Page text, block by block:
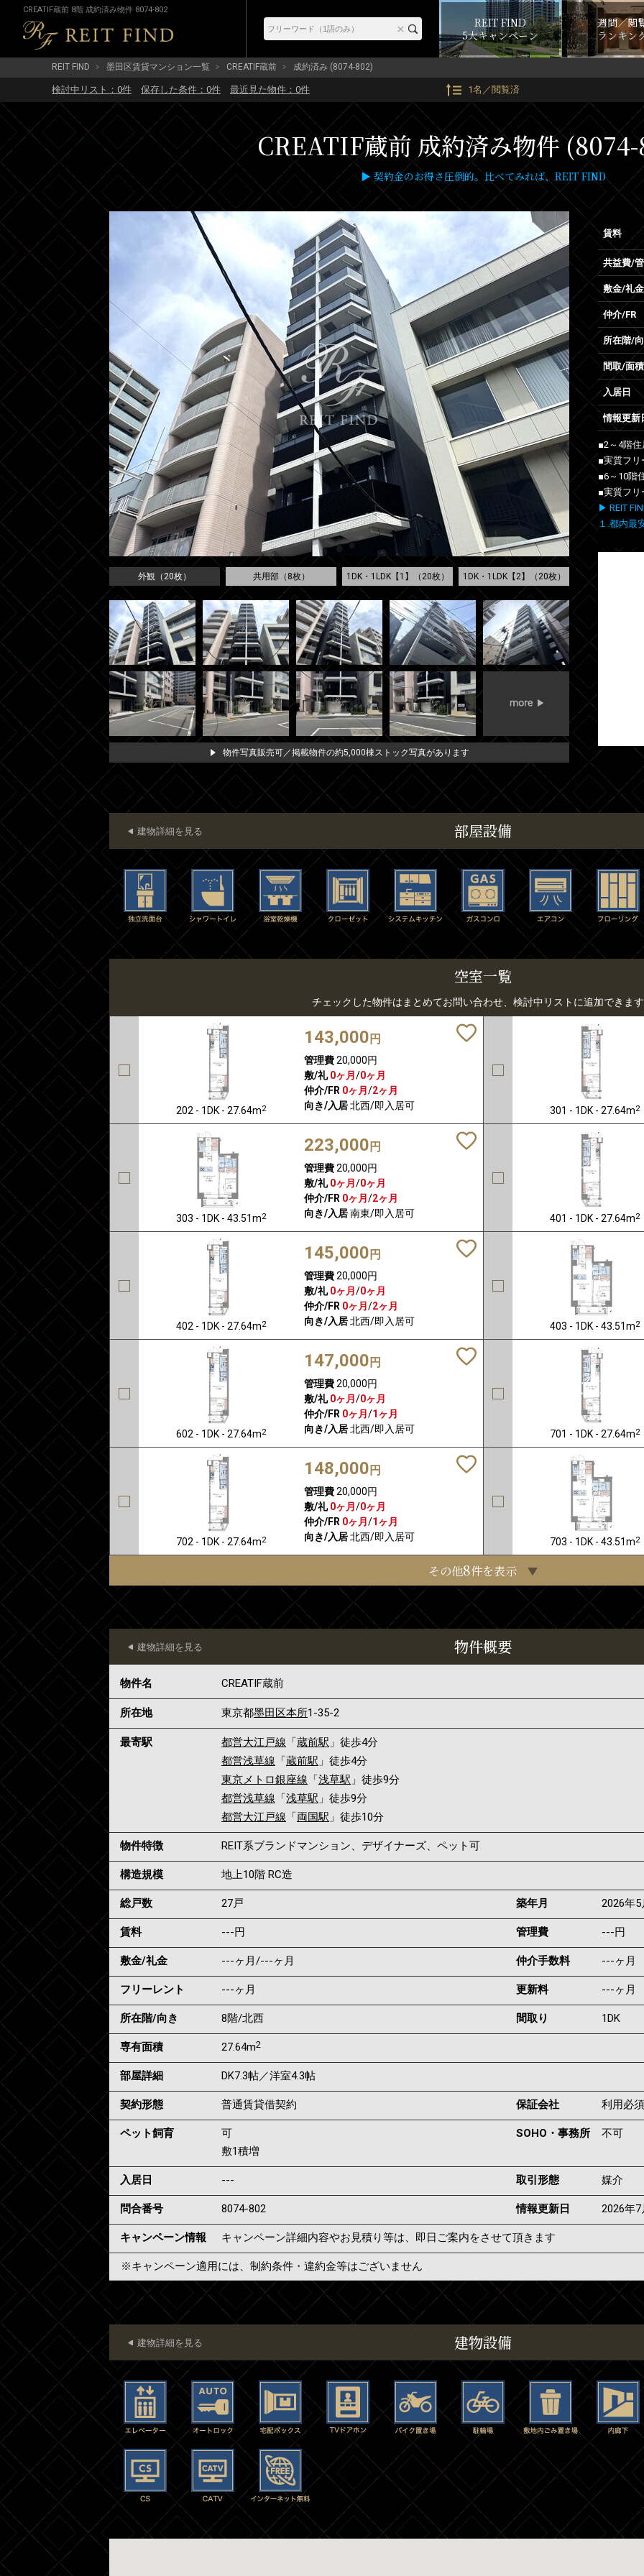
CREATIF蔵前 8階 成約済み物件 8074-802
REIT FIND
5大キャンペーン
週間／閲
ランキン
REIT FIND 墨田区賃貸マンション一覧 CREATIF蔵前 成約済み (8074-802)
検討中リスト： 0件 保存した条件： 0件 最近見た物件： 0件 1名／閲覧済
CREATIF蔵前 成約済み物件
▶ 契約金のお得さ圧倒的。比べてみれば、REIT FIND
外観（20枚） 共用部（8枚） 1DK・1LDK【1】（20枚） 1DK・1LDK【2】（20枚）
物件写真販売可／掲載物件の約5,000棟ストック写真があります
賃料
共益費/
敷金/礼金
仲介/FR
所在階/
間取/面積
入居日
情報更新
■2～4階
■実質フリ
■6～10階
■実質フリ
▶ REIT
１.都内最
部屋設備
建物詳細を見る
空室一覧
チェックした物件はまとめてお問い合わせ、検討中リストに追加できま
202 - 1DK - 27.64m2
143,000 円
管理費20,000円
敷/礼 0ヶ月 /0ヶ月
仲介/FR 0ヶ月 /2ヶ月
向き/入居北西/即入居可 301 - 1DK - 27.64m2
303 - 1DK - 43.51m2
223,000 円
管理費20,000円
敷/礼 0ヶ月 /0ヶ月
仲介/FR 0ヶ月 /2ヶ月
向き/入居南東/即入居可 401 - 1DK - 27.64m2
402 - 1DK - 27.64m2
145,000 円
管理費20,000円
敷/礼 0ヶ月 /0ヶ月
仲介/FR 0ヶ月 /2ヶ月
向き/入居北西/即入居可 403 - 1DK - 43.51m2
602 - 1DK - 27.64m2
147,000 円
管理費20,000円
敷/礼 0ヶ月 /0ヶ月
仲介/FR 0ヶ月 /1ヶ月
向き/入居北西/即入居可 701 - 1DK - 27.64m2
702 - 1DK - 27.64m2
148,000 円
管理費20,000円
敷/礼 0ヶ月 /0ヶ月
仲介/FR 0ヶ月 /1ヶ月
向き/入居北西/即入居可 703 - 1DK - 43.51m2
その他8件を表示
物件概要
建物詳細を見る
物件名 CREATIF蔵前
所在地 東京都墨田区本所1-35-2
最寄駅 都営大江戸線 「蔵前駅 」徒歩4分
都営浅草線 「蔵前駅 」徒歩4分
東京メトロ銀座線 「浅草駅 」徒歩9分
都営浅草線 「浅草駅 」徒歩9分
都営大江戸線 「両国駅 」徒歩10分
物件特徴 REIT系ブランドマンション、デザイナーズ、ペット可
構造規模 地上10階 RC造
総戸数 27戸 築年月 2026年5
賃料 ---円 管理費 ---円
敷金/礼金 ---ヶ月/---ヶ月 仲介手数料 ---ヶ月
フリーレント ---ヶ月 更新料 ---ヶ月
所在階/向き 8階/北西 間取り 1DK
専有面積 27.64m2
部屋詳細 DK7.3帖／洋室4.3帖
契約形態 普通賃貸借契約 保証会社 利用必須
ペット飼育
可
敷1積増
SOHO・事務所 不可
入居日 --- 取引形態 媒介
問合番号 8074-802 情報更新日 2026年
キャンペーン情報 キャンペーン詳細内容やお見積り等は、即日ご案内をさせて頂きます
※キャンペーン適用には、制約条件・違約金等はございません
建物設備
建物詳細を見る